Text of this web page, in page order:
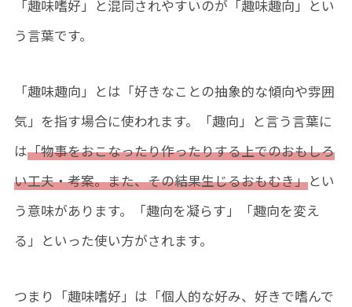
「趣味嗜好」と混同されやすいのが「趣味趣向」とい
う言葉です。
「趣味趣向」とは「好きなことの抽象的な傾向や雰囲
気」を指す場合に使われます。「趣向」と言う言葉に
は「物事をおこなったり作ったりする上でのおもしろ
い工夫・考案。また、その結果生じるおもむき」とい
う意味があります。「趣向を凝らす」「趣向を変え
る」といった使い方がされます。
つまり「趣味嗜好」は「個人的な好み、好きで嗜んで